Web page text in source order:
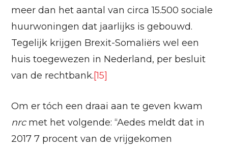
meer dan het aantal van circa 15.500 sociale
huurwoningen dat jaarlijks is gebouwd.
Tegelijk krijgen Brexit-Somaliërs wel een
huis toegewezen in Nederland, per besluit
van de rechtbank.[15]
Om er tóch een draai aan te geven kwam
nrcmet het volgende: “Aedes meldt dat in
2017 7 procent van de vrijgekomen